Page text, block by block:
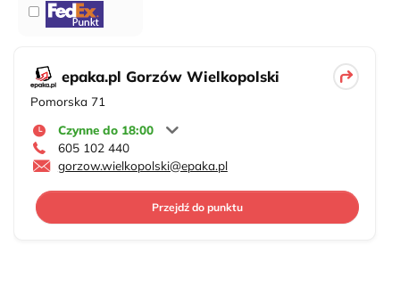
epaka.pl Gorzów Wielkopolski
Pomorska 71
Czynne do 18:00
605 102 440
gorzow.wielkopolski@epaka.pl
Przejdź do punktu